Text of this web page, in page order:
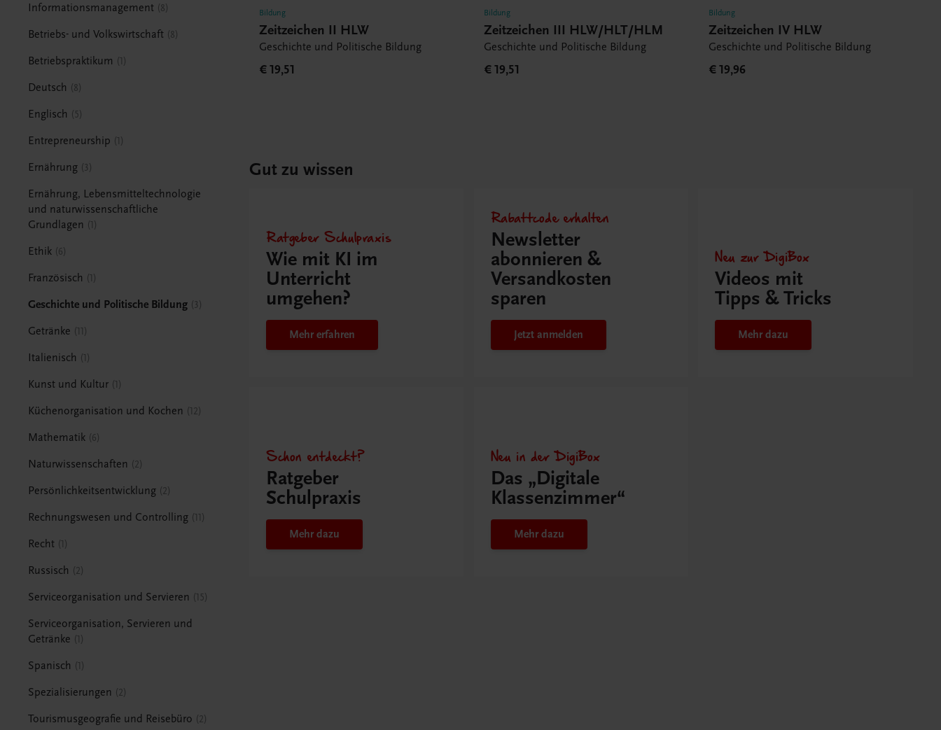
Informationsmanagement 8
Betriebs- und Volkswirtschaft 8
Betriebspraktikum 1
Deutsch 8
Englisch 5
Entrepreneurship 1
Ernährung 3
Ernährung, Lebensmitteltechnologie
und naturwissenschaftliche
Grundlagen
1
Ethik 6
Französisch 1
Geschichte und Politische Bildung 3
Getränke 11
Italienisch 1
Kunst und Kultur 1
Küchenorganisation und Kochen 12
Mathematik 6
Naturwissenschaften 2
Persönlichkeitsentwicklung 2
Rechnungswesen und Controlling 11
Recht 1
Russisch 2
Serviceorganisation und Servieren 15
Serviceorganisation, Servieren und
Getränke
1
Spanisch 1
Spezialisierungen 2
Tourismusgeografie und Reisebüro 2
Bildung
Zeitzeichen II HLW
Geschichte und Politische Bildung
€ 19,51
Bildung
Zeitzeichen III HLW/HLT/HLM
Geschichte und Politische Bildung
€ 19,51
Bildung
Zeitzeichen IV HLW
Geschichte und Politische Bildung
€ 19,96
Gut zu wissen
Ratgeber Schulpraxis
Wie mit KI im
Unterricht
umgehen?
Mehr erfahren
Rabattcode erhalten
Newsletter
abonnieren &
Versandkosten
sparen
Jetzt anmelden
Neu zur DigiBox
Videos mit
Tipps & Tricks
Mehr dazu
Schon entdeckt?
Ratgeber
Schulpraxis
Mehr dazu
Neu in der DigiBox
Das „Digitale
Klassenzimmer“
Mehr dazu